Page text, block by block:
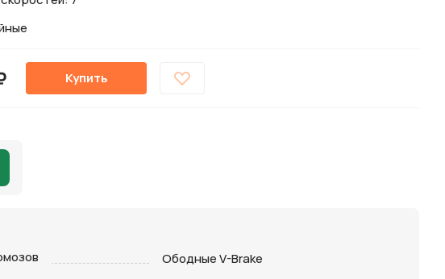
Купить
Ободные V-Brake